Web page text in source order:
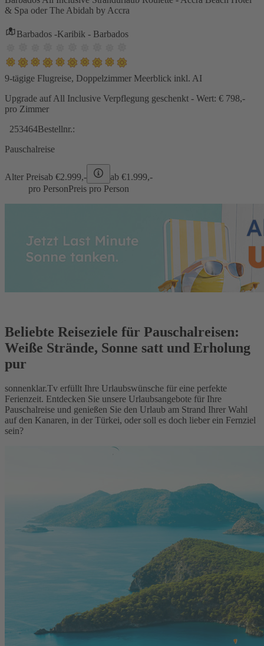
& Spa oder The Abidah by Accra
Barbados -Karibik - Barbados
9-tägige Flugreise, Doppelzimmer Meerblick inkl. AI
Upgrade auf All Inclusive Verpflegung geschenkt - Wert: € 798,-
pro Zimmer
253464Bestellnr.:
Pauschalreise
Alter Preisab €2.999,- ab €1.999,-
pro PersonPreis pro Person
Beliebte Reiseziele für Pauschalreisen:
Weiße Strände, Sonne satt und Erholung
pur
sonnenklar.Tv erfüllt Ihre Urlaubswünsche für eine perfekte
Ferienzeit. Entdecken Sie unsere Urlaubsangebote für Ihre
Pauschalreise und genießen Sie den Urlaub am Strand Ihrer Wahl
auf den Kanaren, in der Türkei, oder soll es doch lieber ein Fernziel
sein?